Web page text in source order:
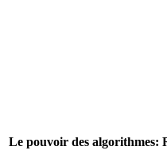
Le pouvoir des algorithmes: